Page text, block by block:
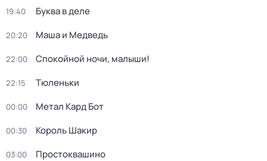
19:40 Буква в деле
20:20 Маша и Медведь
22:00 Спокойной ночи, малыши!
22:15 Тюленьки
00:00 Метал Кард Бот
00:30 Король Шакир
03:00 Простоквашино